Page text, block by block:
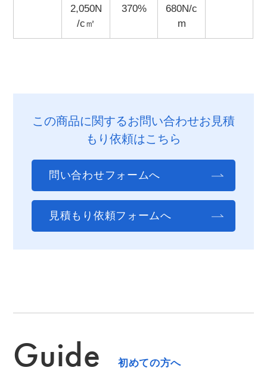
2,050N
/c㎡
370%
680N/c
m
この商品に関するお問い合わせお見積
もり依頼はこちら
問い合わせフォームへ
見積もり依頼フォームへ
Guide 初めての方へ